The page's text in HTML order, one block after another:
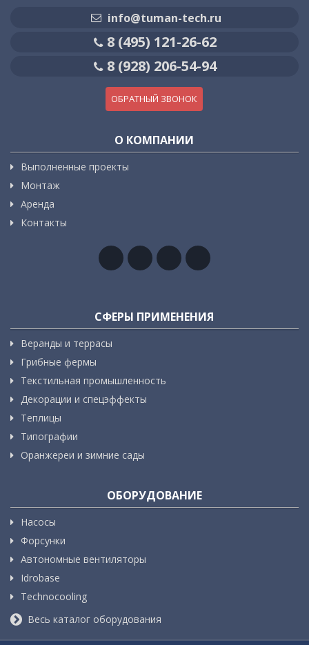
info@tuman-tech.ru
8 (495) 121-26-62
8 (928) 206-54-94
ОБРАТНЫЙ ЗВОНОК
О КОМПАНИИ
Выполненные проекты
Монтаж
Аренда
Контакты
СФЕРЫ ПРИМЕНЕНИЯ
Веранды и террасы
Грибные фермы
Текстильная промышленность
Декорации и спецэффекты
Теплицы
Типографии
Оранжереи и зимние сады
ОБОРУДОВАНИЕ
Насосы
Форсунки
Автономные вентиляторы
Idrobase
Technocooling
Весь каталог оборудования